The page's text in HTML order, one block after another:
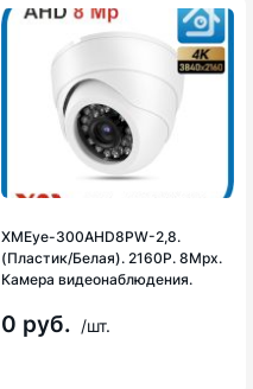
XMEye-300AHD8PW-2,8.
(Пластик/Белая). 2160P. 8Mpx.
Камера видеонаблюдения.
0 руб. /шт.